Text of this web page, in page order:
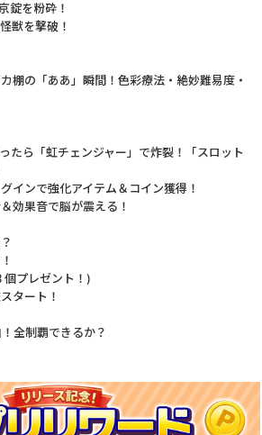
錠を粉砕！
獣を撃破！
棚の「ああ」瞬間！色彩療法・絶妙難易度・
たら「虹チェンジャー」で炸裂！「スロット
インで強化アイテム＆コイン獲得！
効果音で脳が震える！
個プレゼント！)
タート！
全制覇できるか？